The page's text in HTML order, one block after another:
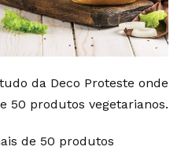
da Deco Proteste onde
50 produtos vegetarianos.
de 50 produtos